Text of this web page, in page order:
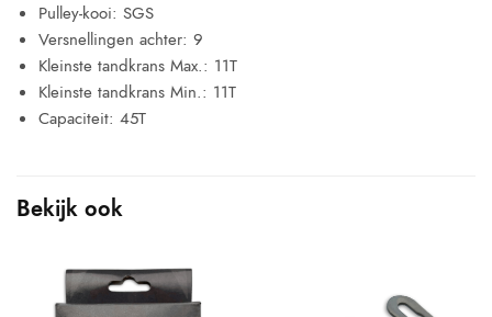
Pulley-kooi: SGS
Versnellingen achter: 9
Kleinste tandkrans Max.: 11T
Kleinste tandkrans Min.: 11T
Capaciteit: 45T
Bekijk ook